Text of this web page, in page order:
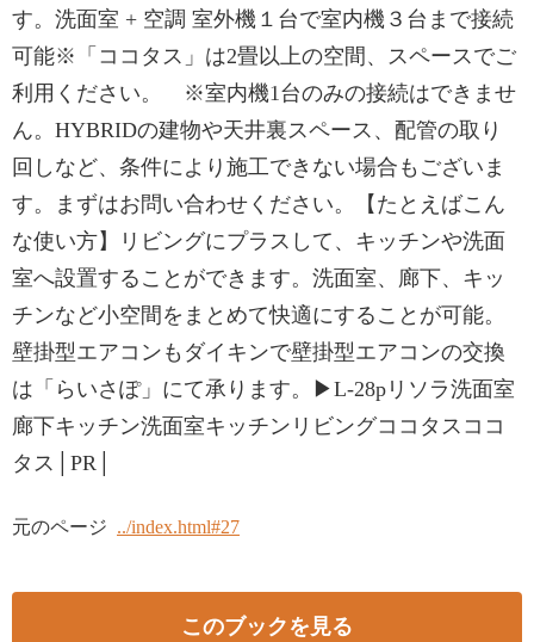
す。洗面室 + 空調 室外機１台で室内機３台まで接続
可能※「ココタス」は2畳以上の空間、スペースでご
利用ください。 ※室内機1台のみの接続はできませ
ん。HYBRIDの建物や天井裏スペース、配管の取り
回しなど、条件により施工できない場合もございま
す。まずはお問い合わせください。【たとえばこん
な使い方】リビングにプラスして、キッチンや洗面
室へ設置することができます。洗面室、廊下、キッ
チンなど小空間をまとめて快適にすることが可能。
壁掛型エアコンもダイキンで壁掛型エアコンの交換
は「らいさぽ」にて承ります。▶L-28pリソラ洗面室
廊下キッチン洗面室キッチンリビングココタスココ
タス│PR│
元のページ ../index.html#27
このブックを見る